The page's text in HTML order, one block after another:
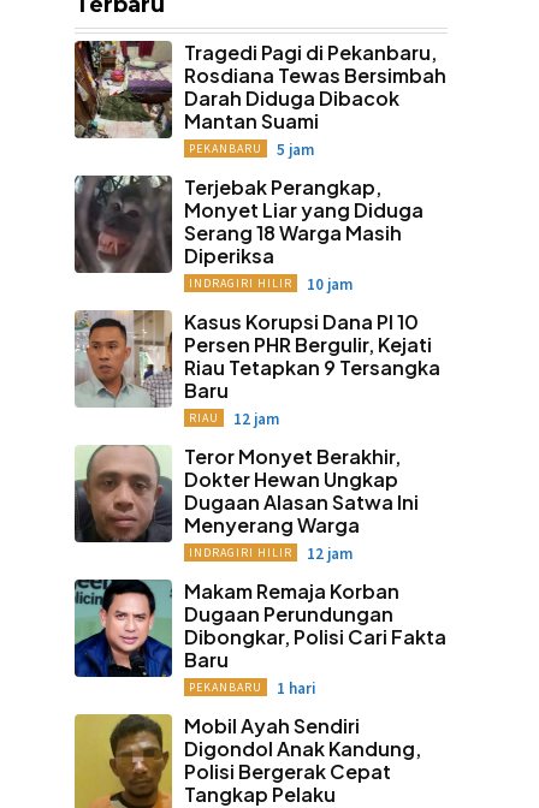
Tragedi Pagi di Pekanbaru,
Rosdiana Tewas Bersimbah
Darah Diduga Dibacok
Mantan Suami
PEKANBARU 5 jam
Terjebak Perangkap,
Monyet Liar yang Diduga
Serang 18 Warga Masih
Diperiksa
INDRAGIRI HILIR 10 jam
Kasus Korupsi Dana PI 10
Persen PHR Bergulir, Kejati
Riau Tetapkan 9 Tersangka
Baru
RIAU 12 jam
Teror Monyet Berakhir,
Dokter Hewan Ungkap
Dugaan Alasan Satwa Ini
Menyerang Warga
INDRAGIRI HILIR 12 jam
Makam Remaja Korban
Dugaan Perundungan
Dibongkar, Polisi Cari Fakta
Baru
PEKANBARU 1 hari
Mobil Ayah Sendiri
Digondol Anak Kandung,
Polisi Bergerak Cepat
Tangkap Pelaku